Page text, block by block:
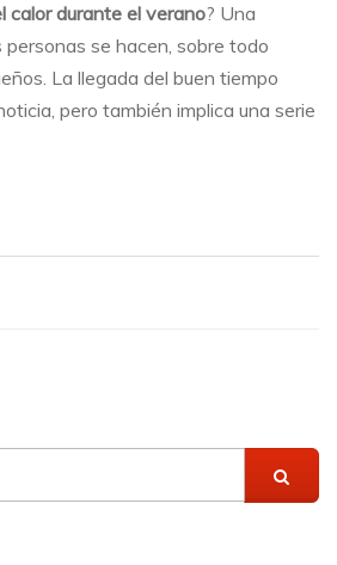
calor
durante
el
calor durante el verano? Una
se hacen, sobre todo
La llegada del buen tiempo
pero también implica una serie